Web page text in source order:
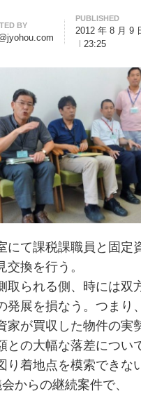
BY
PUBLISHED
2012 年 8 月 9
23:25
にて課税課職員と固定
交換を行う。
取られる側、時には双
発展を損なう。つまり、
家が買収した物件の実
との大幅な落差につい
り着地点を模索できな
からの継続案件で、